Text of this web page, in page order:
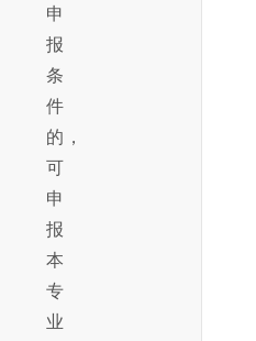
申
报
条
件
的，
可
申
报
本
专
业